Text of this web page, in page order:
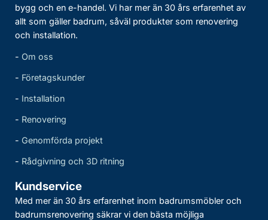
bygg och en e-handel. Vi har mer än 30 års erfarenhet av
allt som gäller badrum, såväl produkter som renovering
och installation.
- Om oss
- Företagskunder
- Installation
- Renovering
- Genomförda projekt
- Rådgivning och 3D ritning
Kundservice
Med mer än 30 års erfarenhet inom badrumsmöbler och
badrumsrenovering säkrar vi den bästa möjliga